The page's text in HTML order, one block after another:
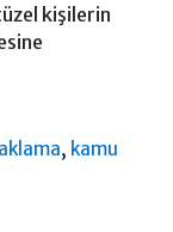
kişilerin
, kamu